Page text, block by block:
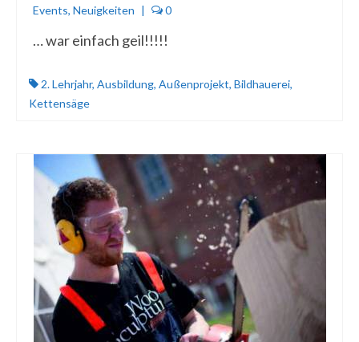
Events, Neuigkeiten | 0
… war einfach geil!!!!!
2. Lehrjahr, Ausbildung, Außenprojekt, Bildhauerei,
Kettensäge